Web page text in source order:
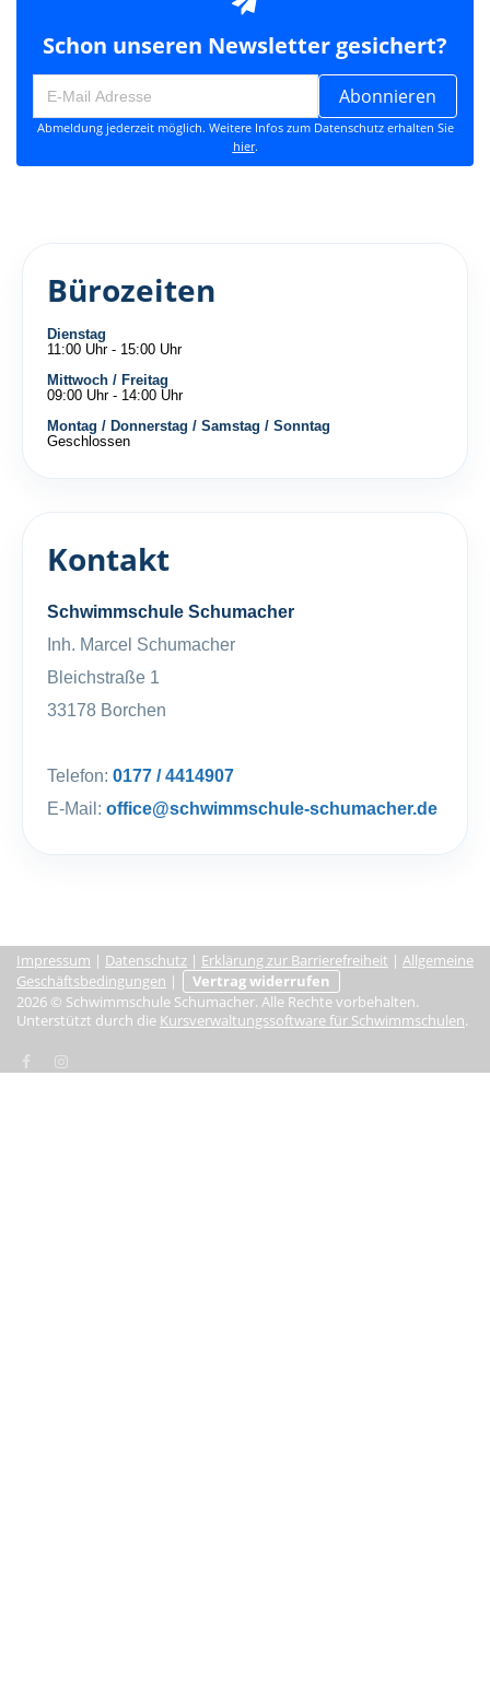
Schon unseren Newsletter gesichert?
Abonnieren
Abmeldung jederzeit möglich. Weitere Infos zum Datenschutz erhalten Sie
hier.
Bürozeiten
Dienstag
11:00 Uhr - 15:00 Uhr
Mittwoch / Freitag
09:00 Uhr - 14:00 Uhr
Montag / Donnerstag / Samstag / Sonntag
Geschlossen
Kontakt
Schwimmschule Schumacher
Inh. Marcel Schumacher
Bleichstraße 1
33178 Borchen
Telefon: 0177 / 4414907
E-Mail: office@schwimmschule-schumacher.de
Impressum | Datenschutz | Erklärung zur Barrierefreiheit | Allgemeine
Geschäftsbedingungen |
Vertrag widerrufen
2026 © Schwimmschule Schumacher. Alle Rechte vorbehalten.
Unterstützt durch die Kursverwaltungssoftware für Schwimmschulen.